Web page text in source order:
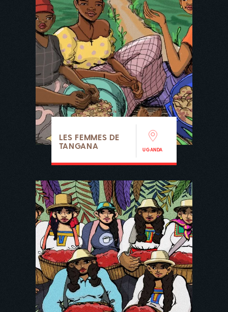
LES FEMMES DE
TANGANA
UGANDA